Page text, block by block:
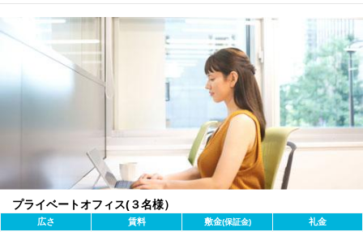
プライベートオフィス(３名様）
広さ 賃料 敷金(保証金) 礼金